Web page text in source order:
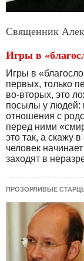
Священник
Игры в
Игры в
первых, только
во-вторых, это
посылы у людей:
отношения с
перед ними
это так, а скажу
человек
заходят в
ПРОЗОРЛИВЫЕ